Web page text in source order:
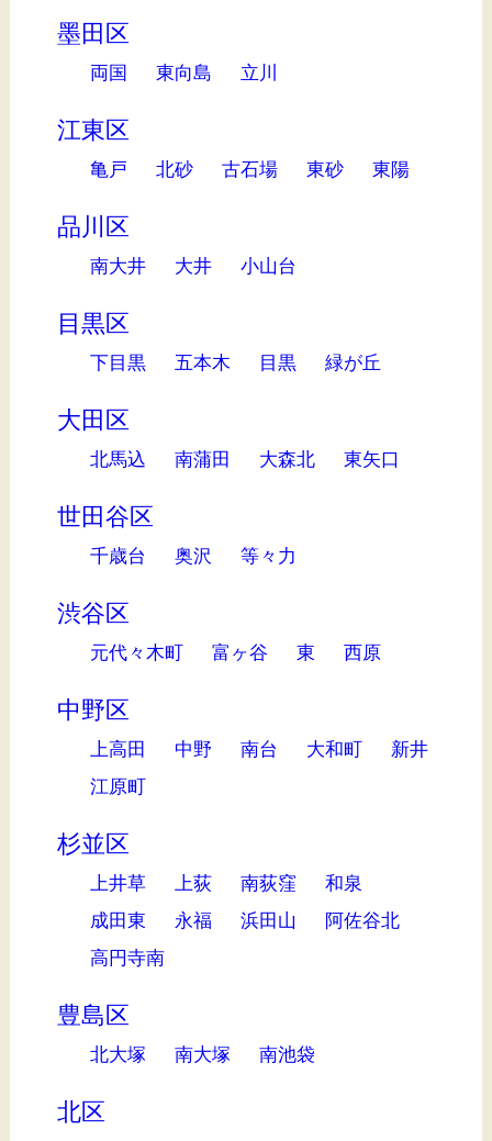
墨田区
両国 東向島 立川
江東区
亀戸 北砂 古石場 東砂 東陽
品川区
南大井 大井 小山台
目黒区
下目黒 五本木 目黒 緑が丘
大田区
北馬込 南蒲田 大森北 東矢口
世田谷区
千歳台 奥沢 等々力
渋谷区
元代々木町 富ヶ谷 東 西原
中野区
上高田 中野 南台 大和町
新井
江原町
杉並区
上井草 上荻 南荻窪
和泉
成田東
永福 浜田山
阿佐谷北
高円寺南
豊島区
北大塚 南大塚 南池袋
北区